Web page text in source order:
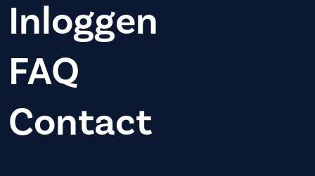
Inloggen
FAQ
Contact